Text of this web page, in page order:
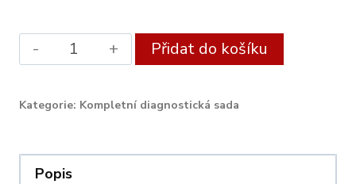
XDIAG
PRO
DIAGNOSTIC
7
Přidat do košíku
Kategorie: Kompletní diagnostická sada
Popis